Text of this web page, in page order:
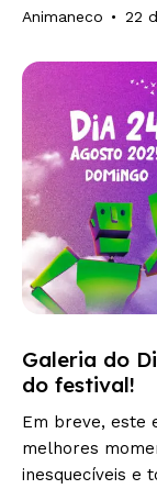
Animaneco 22
Galeria do
do festival!
Em breve, este
melhores
inesquecíveis e